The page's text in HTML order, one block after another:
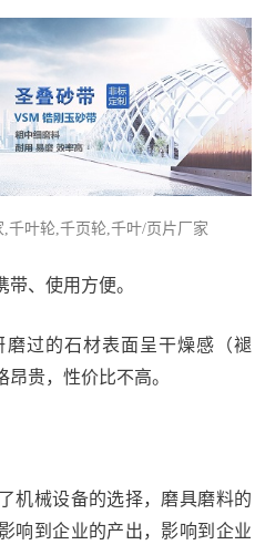
,千叶轮,千页轮,千叶/页片厂家
、使用方便。
过的石材表面呈干燥感（褪
贵，性价比不高。
机械设备的选择，磨具磨料的
响到企业的产出，影响到企业